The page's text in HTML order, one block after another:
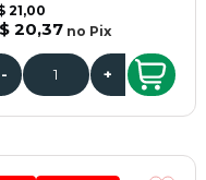
21,00
20,37 no Pix
- +